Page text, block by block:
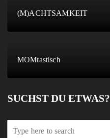
(M)ACHTSAMKEIT
MOMtastisch
SUCHST DU ETWAS?